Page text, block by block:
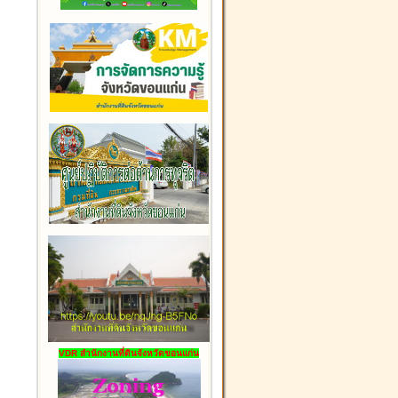
VDR สำนักงานที่ดินจังหวัดขอนแก่น